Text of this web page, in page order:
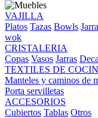
VAJILLA
Platos Tazas Bowls
wok
CRISTALERIA
Copas Vasos Jarras
TEXTILES DE
Manteles y caminos de
Porta servilletas
ACCESORIOS
Cubiertos Tablas Otros